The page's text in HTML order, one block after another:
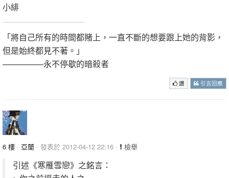
小緋
「將自己所有的時間都賭上，一直不斷的想要跟上她的背影，
但是始終都見不著。」
—————永不停歇的暗殺者
讚 引言回應
6 樓 · 亞蘭 · 發表於 2012-04-12 22:16 · 檢舉
引述《寒雁雪戀》之銘言：